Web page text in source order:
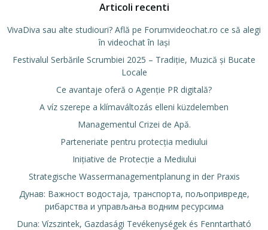
Articoli recenti
VivaDiva sau alte studiouri? Află pe Forumvideochat.ro ce să alegi
în videochat în Iași
Festivalul Serbările Scrumbiei 2025 – Tradiție, Muzică și Bucate
Locale
Ce avantaje oferă o Agenție PR digitală?
A víz szerepe a klímaváltozás elleni küzdelemben
Managementul Crizei de Apă.
Parteneriate pentru protecția mediului
Inițiative de Protecție a Mediului
Strategische Wassermanagementplanung in der Praxis
Дунав: Важност водостаја, транспорта, пољопривреде,
рибарства и управљања водним ресурсима
Duna: Vízszintek, Gazdasági Tevékenységek és Fenntartható